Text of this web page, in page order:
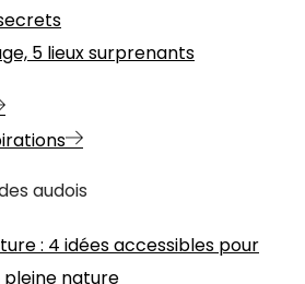
5 lieux surprenants
audois
: 4 idées accessibles pour
nature